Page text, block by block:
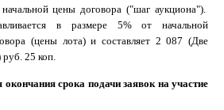
цены договора ("шаг аукциона").
в размере 5% от начальной
(цены лота) и составляет 2 087 (Две
руб. 25 коп.
срока подачи заявок на участие